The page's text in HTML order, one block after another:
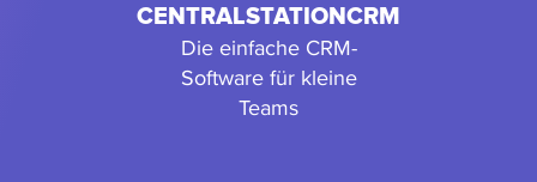
CENTRALSTATIONCRM
Die einfache CRM-
Software für kleine
Teams